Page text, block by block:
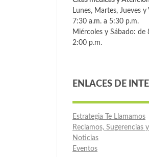
Lunes, Martes, Jueves y
7:30 a.m. a 5:30 p.m.
Miércoles y Sábado: de
2:00 p.m.
ENLACES DE
Estrategia Te Llamamos
Reclamos, Sugerencias
Noticias
Eventos